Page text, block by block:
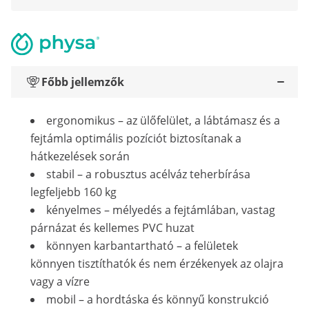
Főbb jellemzők
ergonomikus – az ülőfelület, a lábtámasz és a
fejtámla optimális pozíciót biztosítanak a
hátkezelések során
stabil – a robusztus acélváz teherbírása
legfeljebb 160 kg
kényelmes – mélyedés a fejtámlában, vastag
párnázat és kellemes PVC huzat
könnyen karbantartható – a felületek
könnyen tisztíthatók és nem érzékenyek az olajra
vagy a vízre
mobil – a hordtáska és könnyű konstrukció